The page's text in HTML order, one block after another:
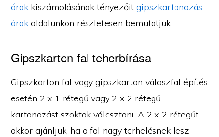
árak kiszámolásának tényezőitgipszkartonozás
árak oldalunkon részletesen bemutatjuk.
Gipszkarton fal teherbírása
Gipszkarton fal vagy gipszkarton válaszfal építés
esetén 2 x 1 rétegű vagy 2 x 2 rétegű
kartonozást szoktak választani. A 2 x 2 rétegűt
akkor ajánljuk, ha a fal nagy terhelésnek lesz